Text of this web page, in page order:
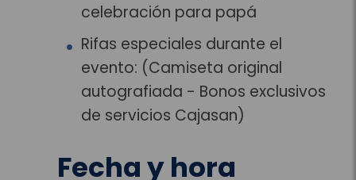
celebración para papá
Rifas especiales durante el
evento: (Camiseta original
autografiada - Bonos exclusivos
de servicios Cajasan)
Fecha y hora